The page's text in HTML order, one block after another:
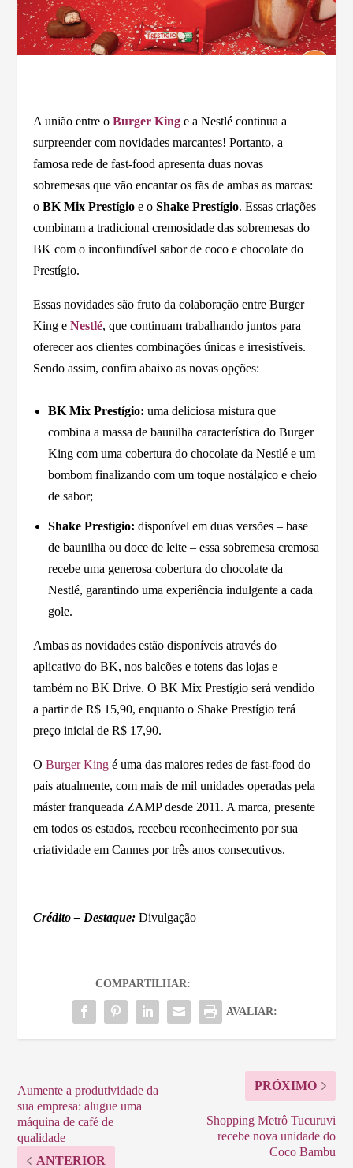
A união entre oBurger King e a Nestlé continua a
surpreender com novidades marcantes! Portanto, a
famosa rede de fast-food apresenta duas novas
sobremesas que vão encantar os fãs de ambas as marcas:
oBK Mix Prestígio e oShake Prestígio. Essas criações
combinam a tradicional cremosidade das sobremesas do
BK com o inconfundível sabor de coco e chocolate do
Prestígio.
Essas novidades são fruto da colaboração entre Burger
King eNestlé, que continuam trabalhando juntos para
oferecer aos clientes combinações únicas e irresistíveis.
Sendo assim, confira abaixo as novas opções:
BK Mix Prestígio: uma deliciosa mistura que
combina a massa de baunilha característica do Burger
King com uma cobertura do chocolate da Nestlé e um
bombom finalizando com um toque nostálgico e cheio
de sabor;
Shake Prestígio: disponível em duas versões – base
de baunilha ou doce de leite – essa sobremesa cremosa
recebe uma generosa cobertura do chocolate da
Nestlé, garantindo uma experiência indulgente a cada
gole.
Ambas as novidades estão disponíveis através do
aplicativo do BK, nos balcões e totens das lojas e
também no BK Drive. O BK Mix Prestígio será vendido
a partir de R$ 15,90, enquanto o Shake Prestígio terá
preço inicial de R$ 17,90.
OBurger King é uma das maiores redes de fast-food do
país atualmente, com mais de mil unidades operadas pela
máster franqueada ZAMP desde 2011. A marca, presente
em todos os estados, recebeu reconhecimento por sua
criatividade em Cannes por três anos consecutivos.
Crédito – Destaque: Divulgação
COMPARTILHAR:
AVALIAR:
Aumente a produtividade da
sua empresa: alugue uma
máquina de café de
qualidade
ANTERIOR
PRÓXIMO
Shopping Metrô Tucuruvi
recebe nova unidade do
Coco Bambu